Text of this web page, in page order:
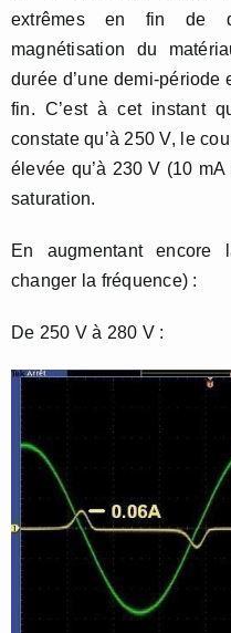
extrêmes en fin de
magnétisation du
durée d’une demi-période
fin. C’est à cet instant
constate qu’à 250 V, le
élevée qu’à 230 V (10
saturation.
En augmentant
changer la fréquence) :
De 250 V à 280 V :